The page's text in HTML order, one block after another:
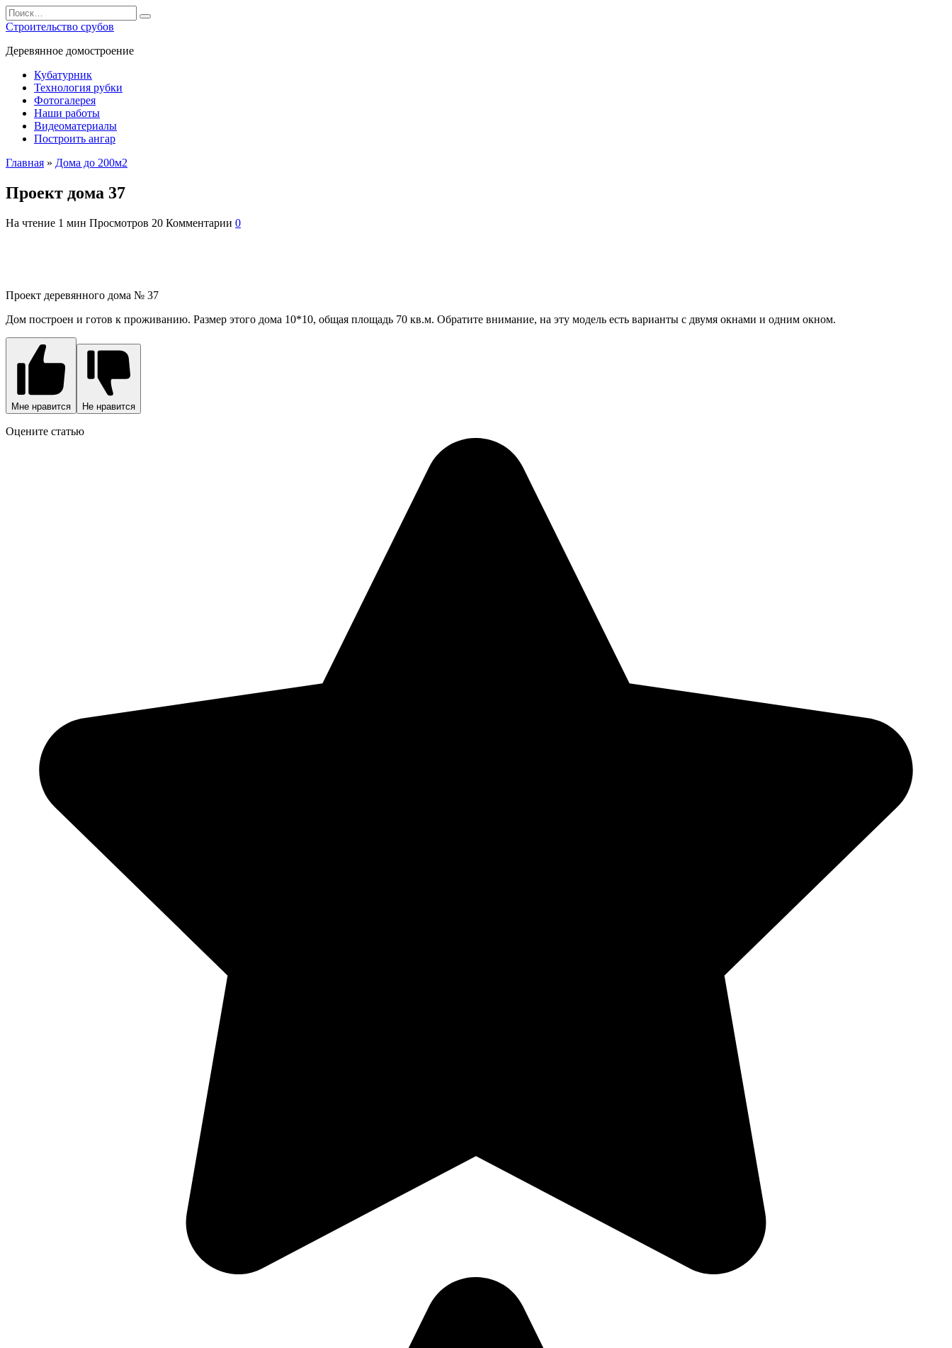
Перейти
к
содержанию
Search
for:
Строительство срубов
Деревянное домостроение
Кубатурник
Технология рубки
Фотогалерея
Наши работы
Видеоматериалы
Построить ангар
Главная » Дома до 200м2
Проект дома 37
На чтение 1 мин Просмотров 20 Комментарии 0
Проект деревянного дома № 37
Дом построен и готов к проживанию. Размер этого дома 10*10, общая площадь 70 кв.м. Обратите внимание, на эту модель есть варианты с двумя окнами и одним окном.
Мне нравится Не нравится
Оцените статью